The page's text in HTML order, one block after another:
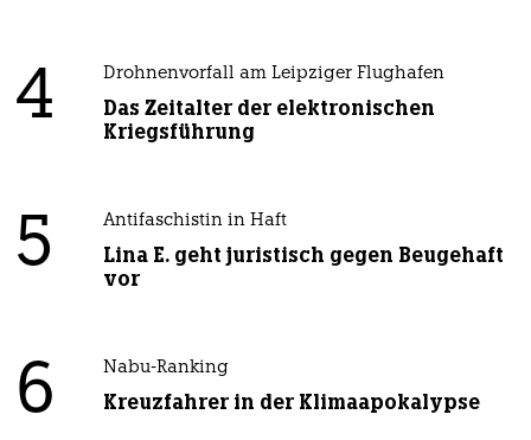
4 Drohnenvorfall am Leipziger Flughafen
Das Zeitalter der elektronischen
Kriegsführung
5 Antifaschistin in Haft
Lina E. geht juristisch gegen Beugehaft
vor
6 Nabu-Ranking
Kreuzfahrer in der Klimaapokalypse